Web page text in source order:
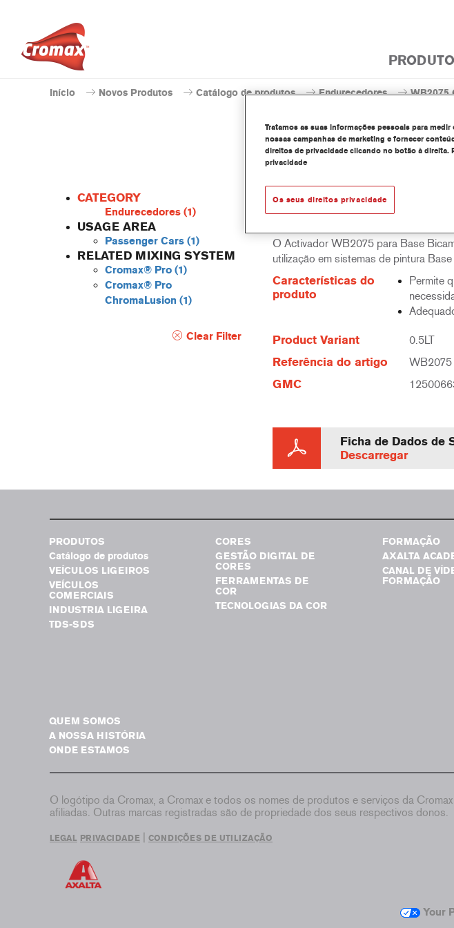
Início Novos Produtos Catálogo de produtos Endurecedores WB2075
CATEGORY
Endurecedores (1)
USAGE AREA
Passenger Cars (1)
RELATED MIXING SYSTEM
Cromax® Pro (1)
Cromax® Pro
ChromaLusion (1)
Clear Filter
O Activador WB2075 para Base
utilização em sistemas de pintura
Características do
produto
Permite
Product Variant 0.5LT
Referência do artigo WB2075
GMC
Ficha de Dados de
Descarregar
PRODUTOS
Catálogo de produtos
VEÍCULOS LIGEIROS
VEÍCULOS
COMERCIAIS
INDUSTRIA LIGEIRA
TDS-SDS
CORES
GESTÃO DIGITAL DE
CORES
FERRAMENTAS DE
COR
TECNOLOGIAS DA COR
FORMAÇÃO
AXALTA
CANAL DE
FORMAÇÃO
QUEM SOMOS
A NOSSA HISTÓRIA
ONDE ESTAMOS
O logótipo da Cromax, a Cromax e todos os nomes de produtos e serviços da
afiliadas. Outras marcas registradas são de propriedade dos seus respectivos donos.
LEGAL PRIVACIDADE CONDIÇÕES DE UTILIZAÇÃO
Your
Tratamos as suas informações pessoais para
nossas campanhas de marketing e fornecer
direitos de privacidade clicando no botão à
privacidade
Os seus direitos privacidade